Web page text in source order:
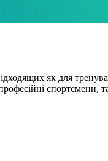
як для
спортсмени,